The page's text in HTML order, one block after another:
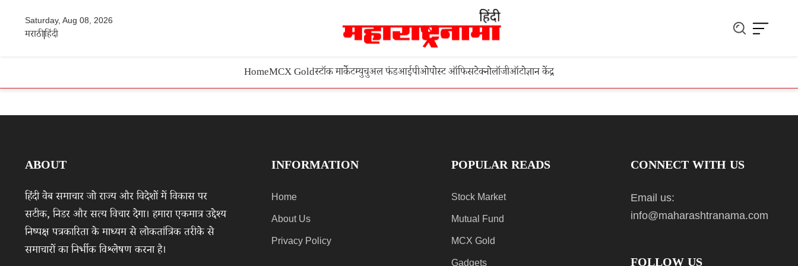
Saturday, Aug 08, 2026
मराठीहिंदी
HomeMCX Goldस्टॉक मार्केटम्युचुअल फंडआईपीओपोस्ट ऑफिसटेक्नोलॉजीऑटोज्ञान केंद्र
ABOUT
हिंदी वेब समाचार जो राज्य और विदेशों में विकास पर
सटीक, निडर और सत्य विचार देगा। हमारा एकमात्र उद्देश्य
निष्पक्ष पत्रकारिता के माध्यम से लोकतांत्रिक तरीके से
समाचारों का निर्भीक विश्लेषण करना है।
INFORMATION
Home
About Us
Privacy Policy
POPULAR READS
Stock Market
Mutual Fund
MCX Gold
Gadgets
CONNECT WITH US
Email us:
info@maharashtranama.com